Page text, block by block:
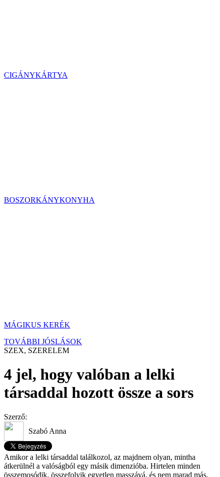
CIGÁNYKÁRTYA
BOSZORKÁNYKONYHA
MÁGIKUS KERÉK
TOVÁBBI JÓSLÁSOK
SZEX, SZERELEM
4 jel, hogy valóban a lelki
társaddal hozott össze a sors
Szerző:
Szabó Anna
Amikor a lelki társaddal találkozol, az majdnem olyan, mintha
átkerülnél a valóságból egy másik dimenzióba. Hirtelen minden
összemosódik, összefolyik egyetlen masszává, és nem marad más,